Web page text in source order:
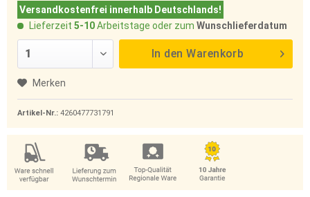
Versandkostenfrei innerhalb Deutschlands!
Lieferzeit 5-10Arbeitstage oder zum Wunschlieferdatum
In den Warenkorb
Merken
Artikel-Nr.: 4260477731791